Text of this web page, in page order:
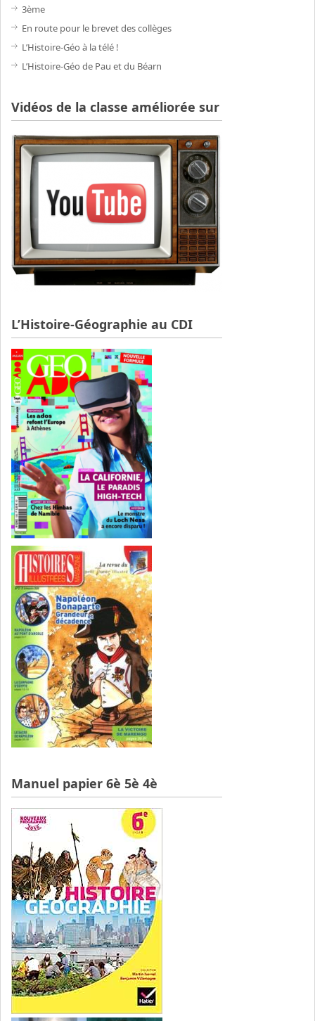
3ème
En route pour le brevet des collèges
L’Histoire-Géo à la télé !
L’Histoire-Géo de Pau et du Béarn
Vidéos de la classe améliorée sur
L’Histoire-Géographie au CDI
Manuel papier 6è 5è 4è